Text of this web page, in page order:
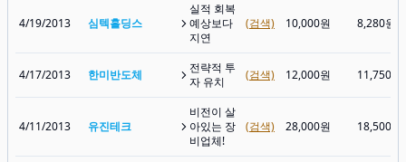
4/19/2013 심텍홀딩스
실적 회복
예상보다
지연
(검색) 10,000원 8,280원
4/17/2013 한미반도체
전략적 투
자 유치
(검색) 12,000원 11,750원
4/11/2013 유진테크
비전이 살
아있는 장
비업체!
(검색) 28,000원 18,500원